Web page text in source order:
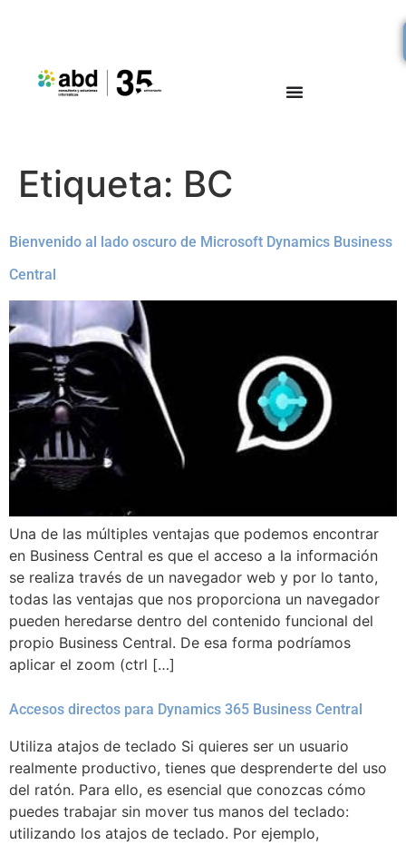
Etiqueta: BC
Bienvenido al lado oscuro de Microsoft Dynamics Business
Central
Una de las múltiples ventajas que podemos encontrar
en Business Central es que el acceso a la información
se realiza través de un navegador web y por lo tanto,
todas las ventajas que nos proporciona un navegador
pueden heredarse dentro del contenido funcional del
propio Business Central. De esa forma podríamos
aplicar el zoom (ctrl […]
Accesos directos para Dynamics 365 Business Central
Utiliza atajos de teclado Si quieres ser un usuario
realmente productivo, tienes que desprenderte del uso
del ratón. Para ello, es esencial que conozcas cómo
puedes trabajar sin mover tus manos del teclado:
utilizando los atajos de teclado. Por ejemplo,